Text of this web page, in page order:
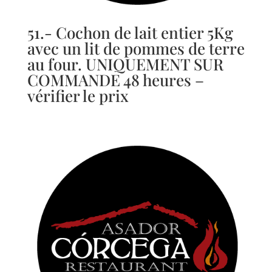
51.- Cochon de lait entier 5Kg
avec un lit de pommes de terre
au four. UNIQUEMENT SUR
COMMANDE 48 heures –
vérifier le prix